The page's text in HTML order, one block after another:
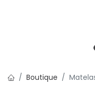
Boutique